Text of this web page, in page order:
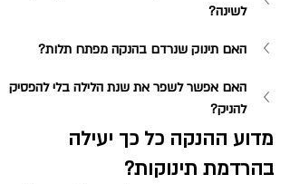
לשינה?
האם תינוק שנרדם בהנקה מפתח תלות?
האם אפשר לשפר את שנת הלילה בלי להפסיק
להניק?
מדוע ההנקה כל כך יעילה
בהרדמת תינוקות?